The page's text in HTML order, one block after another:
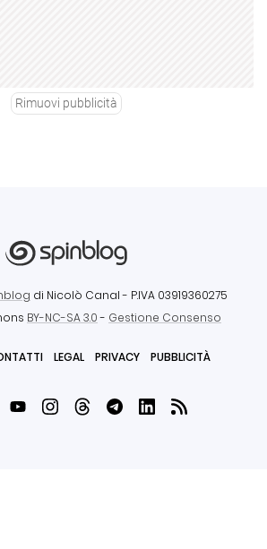
Rimuovi pubblicità
di Nicolò Canal - P.IVA 03919360275
BY-NC-SA 3.0- Gestione Consenso
LEGAL PRIVACY PUBBLICITÀ